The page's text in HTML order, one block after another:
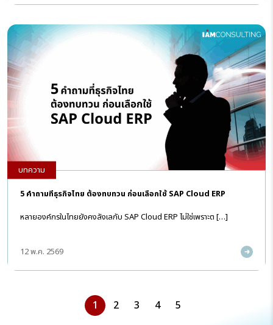
5 คำถามที่ธุรกิจไทย ต้องทบทวน ก่อนเลือกใช้ SAP Cloud ERP
หลายองค์กรในไทยยังคงลังเลกับ SAP Cloud ERP ไม่ใช่เพราะต […]
บทความ
12 พ.ค. 2569
1 2 3 4 5